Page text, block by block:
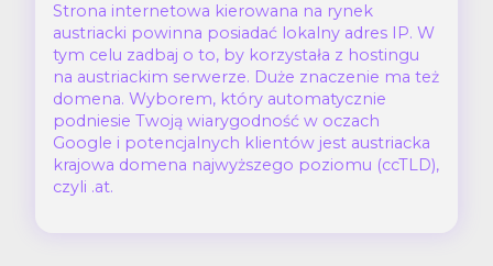
Strona internetowa kierowana na rynek
austriacki powinna posiadać lokalny adres IP. W
tym celu zadbaj o to, by korzystała z hostingu
na austriackim serwerze. Duże znaczenie ma też
domena. Wyborem, który automatycznie
podniesie Twoją wiarygodność w oczach
Google i potencjalnych klientów jest austriacka
krajowa domena najwyższego poziomu (ccTLD),
czyli .at.